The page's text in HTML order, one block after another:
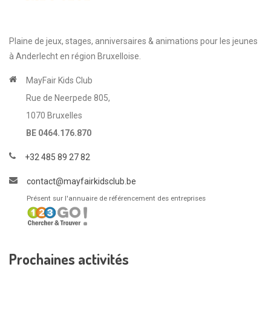
Plaine de jeux, stages, anniversaires & animations pour les jeunes
à Anderlecht en région Bruxelloise.
MayFair Kids Club
Rue de Neerpede 805,
1070 Bruxelles
BE 0464.176.870
+32 485 89 27 82
contact@mayfairkidsclub.be
Présent sur l'annuaire de référencement des entreprises
Prochaines activités